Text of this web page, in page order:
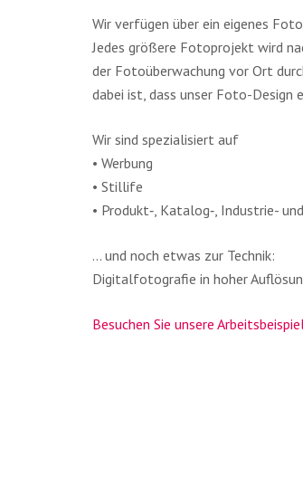
Wir ver­fü­gen über ein eige­nes
Jedes grö­ße­re Foto­pro­jekt wird
der Foto­über­wa­chung vor Ort
dabei ist, dass unser Foto-Design
Wir sind spe­zia­li­siert auf
• Wer­bung
• Stil­li­fe
• Produkt‑, Katalog‑, Indus­trie-
… und noch etwas zur Tech­nik:
Digi­tal­fo­to­gra­fie in hoher
Besu­chen Sie unse­re